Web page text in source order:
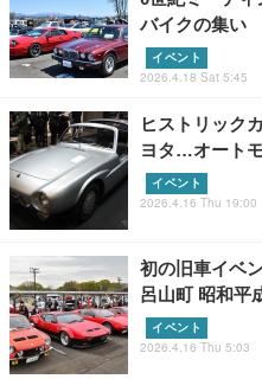
バイクの集い
イベント
2026.4.18 Sat 5:45
ヒストリック
ヨタ…オート
イベント
2026.4.16 Thu 19:00
初の旧車イベ
呂山町 昭和平
イベント
2026.4.16 Thu 5:03